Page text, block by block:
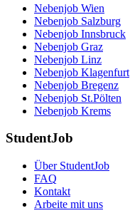
Nebenjob Wien
Nebenjob Salzburg
Nebenjob Innsbruck
Nebenjob Graz
Nebenjob Linz
Nebenjob Klagenfurt
Nebenjob Bregenz
Nebenjob St.Pölten
Nebenjob Krems
StudentJob
Über StudentJob
FAQ
Kontakt
Arbeite mit uns